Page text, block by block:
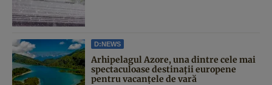
D:NEWS
Arhipelagul Azore, una dintre cele mai
spectaculoase destinații europene
pentru vacanțele de vară